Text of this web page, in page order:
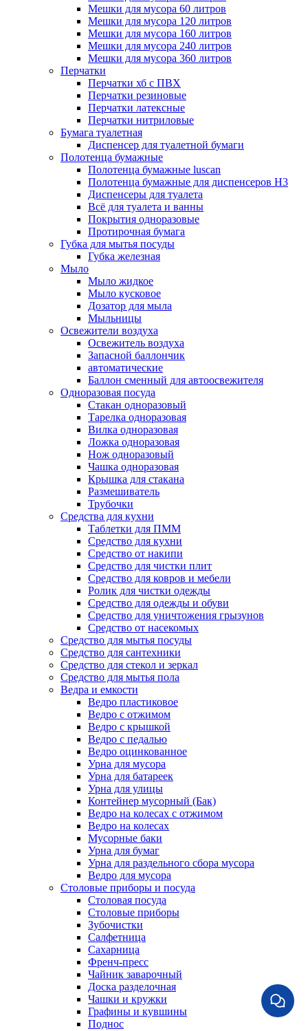
Мешки для мусора 60 литров
Мешки для мусора 120 литров
Мешки для мусора 160 литров
Мешки для мусора 240 литров
Мешки для мусора 360 литров
Перчатки
Перчатки хб с ПВХ
Перчатки резиновые
Перчатки латексные
Перчатки нитриловые
Бумага туалетная
Диспенсер для туалетной бумаги
Полотенца бумажные
Полотенца бумажные luscan
Полотенца бумажные для диспенсеров H3
Диспенсеры для туалета
Всё для туалета и ванны
Покрытия одноразовые
Протирочная бумага
Губка для мытья посуды
Губка железная
Мыло
Мыло жидкое
Мыло кусковое
Дозатор для мыла
Мыльницы
Освежители воздуха
Освежитель воздуха
Запасной баллончик
автоматические
Баллон сменный для автоосвежителя
Одноразовая посуда
Стакан одноразовый
Тарелка одноразовая
Вилка одноразовая
Ложка одноразовая
Нож одноразовый
Чашка одноразовая
Крышка для стакана
Размешиватель
Трубочки
Средства для кухни
Таблетки для ПММ
Средство для кухни
Средство от накипи
Средство для чистки плит
Средство для ковров и мебели
Ролик для чистки одежды
Средство для одежды и обуви
Средство для уничтожения грызунов
Средство от насекомых
Средство для мытья посуды
Средство для сантехники
Средство для стекол и зеркал
Средство для мытья пола
Ведра и емкости
Ведро пластиковое
Ведро с отжимом
Ведро с крышкой
Ведро с педалью
Ведро оцинкованное
Урна для мусора
Урна для батареек
Урна для улицы
Контейнер мусорный (Бак)
Ведро на колесах с отжимом
Ведро на колесах
Мусорные баки
Урна для бумаг
Урна для раздельного сбора мусора
Ведро для мусора
Столовые приборы и посуда
Столовая посуда
Столовые приборы
Зубочистки
Салфетница
Сахарница
Френч-пресс
Чайник заварочный
Доска разделочная
Чашки и кружки
Графины и кувшины
Поднос